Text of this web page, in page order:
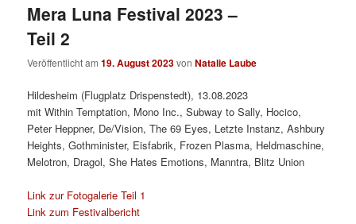
Mera Luna Festival 2023 –
Teil 2
Veröffentlicht am19. August 2023vonNatalie Laube
Hildesheim (Flugplatz Drispenstedt), 13.08.2023
mit Within Temptation, Mono Inc., Subway to Sally, Hocico,
Peter Heppner, De/Vision, The 69 Eyes, Letzte Instanz, Ashbury
Heights, Gothminister, Eisfabrik, Frozen Plasma, Heldmaschine,
Melotron, Dragol, She Hates Emotions, Manntra, Blitz Union
Link zur Fotogalerie Teil 1
Link zum Festivalbericht